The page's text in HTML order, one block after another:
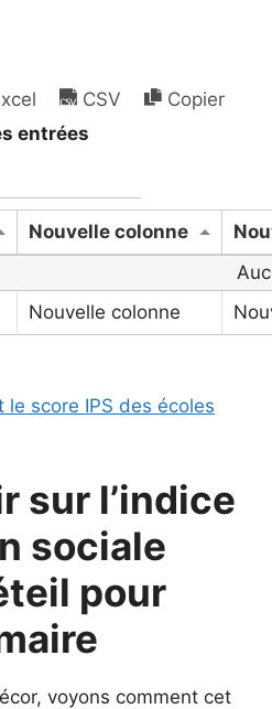
CSV
Copier
entrées
Nouvelle colonne
Nouvelle colonne
le score IPS des écoles
sur l’indice
sociale
pour
voyons comment cet